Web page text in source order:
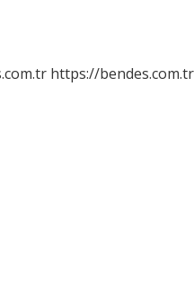
https://bendes.com.tr